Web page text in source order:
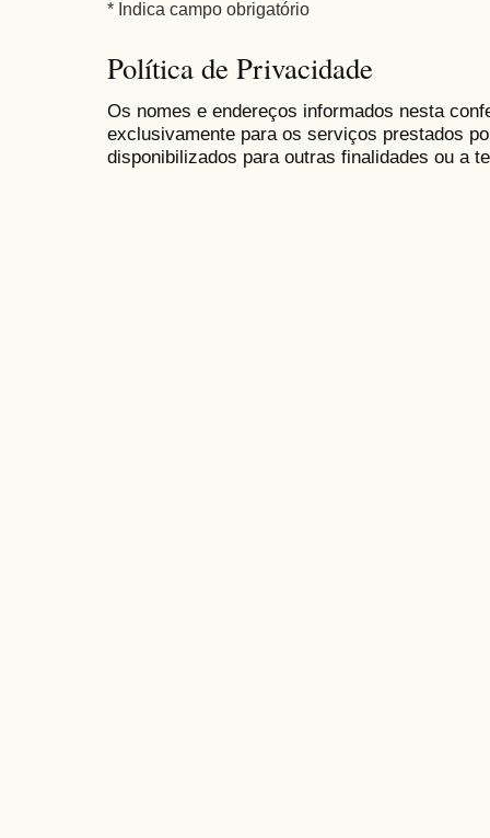
* Indica campo obrigatório
Política de Privacidade
Os nomes e endereços informados nesta
exclusivamente para os serviços prestados
disponibilizados para outras finalidades ou a